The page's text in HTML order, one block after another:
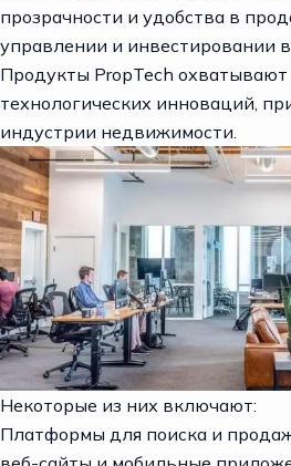
прозрачности и удобства в
управлении и инвестировании
Продукты PropTech
технологических инноваций,
индустрии недвижимости.
Некоторые из них включают:
Платформы для поиска и